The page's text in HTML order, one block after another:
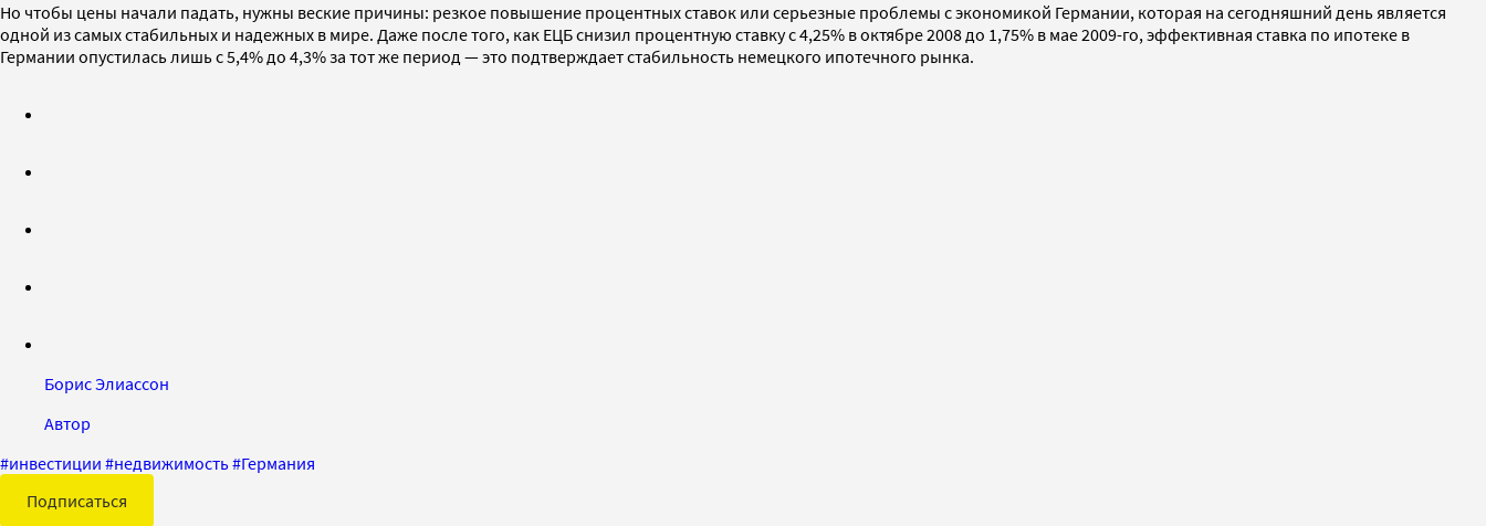
Но чтобы цены начали падать, нужны веские причины: резкое повышение процентных ставок или серьезные проблемы с экономикой Германии, которая на сегодняшний день является
одной из самых стабильных и надежных в мире. Даже после того, как ЕЦБ снизил процентную ставку с 4,25% в октябре 2008 до 1,75% в мае 2009-го, эффективная ставка по ипотеке в
Германии опустилась лишь с 5,4% до 4,3% за тот же период — это подтверждает стабильность немецкого ипотечного рынка.
Борис Элиассон
Автор
#инвестиции #недвижимость#Германия
Подписаться